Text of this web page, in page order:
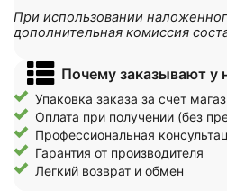
При использовании
дополнительная комиссия
Почему заказывают у
Упаковка заказа за счет
Оплата при получении (без
Профессиональная
Гарантия от производителя
Легкий возврат и обмен